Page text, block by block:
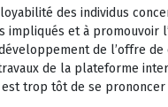
des individus
impliqués et à promouvoir
de l’offre
de la plateforme
trop tôt de se